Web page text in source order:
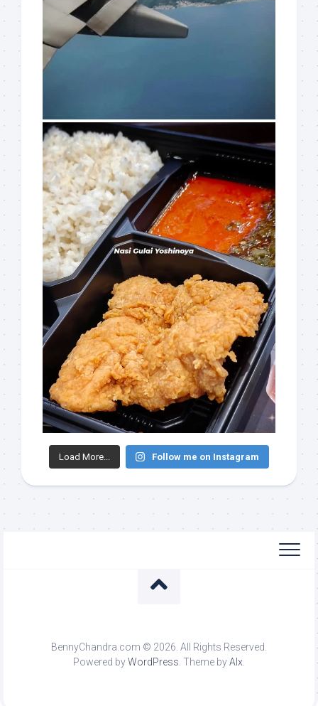
Load More... Follow me on Instagram
BennyChandra.com © 2026. All Rights Reserved.
Powered byWordPress . Theme byAlx